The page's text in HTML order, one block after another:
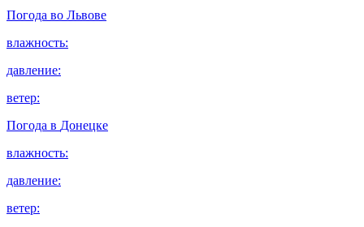
Погода во Львове
влажность:
давление:
ветер:
Погода в Донецке
влажность:
давление:
ветер: